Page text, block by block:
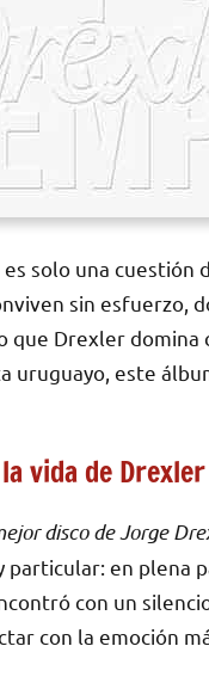
solo una cuestión
sin esfuerzo,
Drexler domina
uruguayo, este
vida de
disco de Jorge
en plena
con un silencio
con la emoción